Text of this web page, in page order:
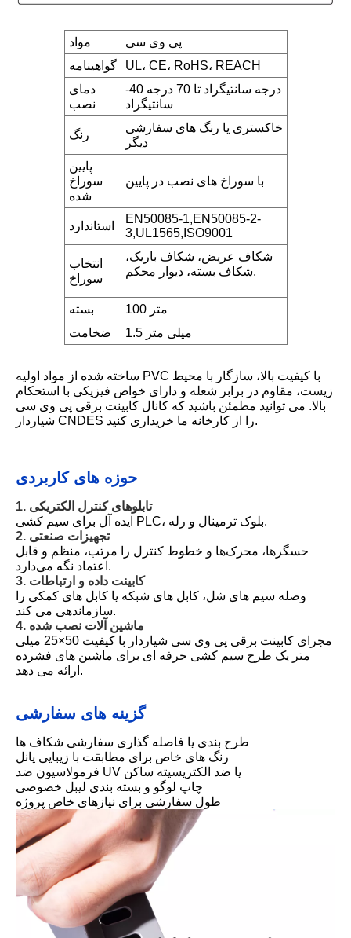
مواد
پی وی سی
گواهینامه
UL، CE، RoHS، REACH
دمای
نصب
-40 درجه سانتیگراد تا 70 درجه
سانتیگراد
رنگ
خاکستری یا رنگ های سفارشی
دیگر
پایین
سوراخ
شده
با سوراخ های نصب در پایین
استاندارد
EN50085-1,EN50085-2-
3,UL1565,ISO9001
انتخاب
سوراخ
شکاف عریض، شکاف باریک،
شکاف بسته، دیوار محکم.
بسته
100 متر
ضخامت
1.5 میلی متر
ساخته شده از مواد اولیه PVC با کیفیت بالا، سازگار با محیط
زیست، مقاوم در برابر شعله و دارای خواص فیزیکی با استحکام
بالا. می توانید مطمئن باشید که کانال کابینت برقی پی وی سی
شیاردار CNDES را از کارخانه ما خریداری کنید.
حوزه های کاربردی
1. تابلوهای کنترل الکتریکی
ایده آل برای سیم کشی PLC، بلوک ترمینال و رله.
2. تجهیزات صنعتی
حسگرها، محرک‌ها و خطوط کنترل را مرتب، منظم و قابل
اعتماد نگه می‌دارد.
3. کابینت داده و ارتباطات
وصله سیم های شل، کابل های شبکه یا کابل های کمکی را
سازماندهی می کند.
4. ماشین آلات نصب شده
مجرای کابینت برقی پی وی سی شیاردار با کیفیت 50×25 میلی
متر یک طرح سیم کشی حرفه ای برای ماشین های فشرده
ارائه می دهد.
گزینه های سفارشی
طرح بندی یا فاصله گذاری سفارشی شکاف ها
رنگ های خاص برای مطابقت با زیبایی پانل
فرمولاسیون ضد UV یا ضد الکتریسیته ساکن
چاپ لوگو و بسته بندی لیبل خصوصی
طول سفارشی برای نیازهای خاص پروژه